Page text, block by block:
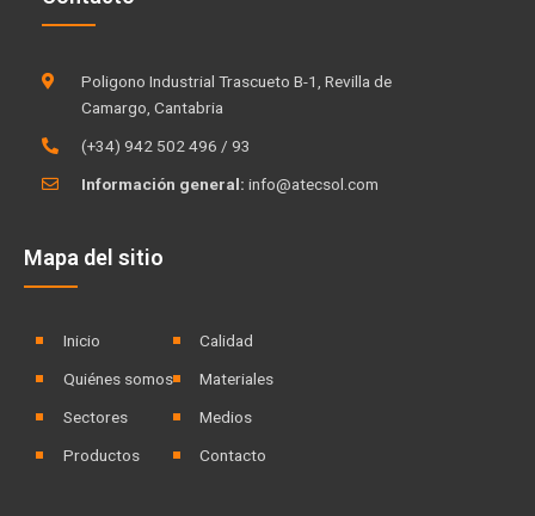
e
d
n
e
Poligono Industrial Trascueto B-1, Revilla de
Camargo, Cantabria
(+34) 942 502 496 / 93
Información general: info@atecsol.com
Mapa del sitio
Inicio
Quiénes somos
Sectores
Productos
Calidad
Materiales
Medios
Contacto